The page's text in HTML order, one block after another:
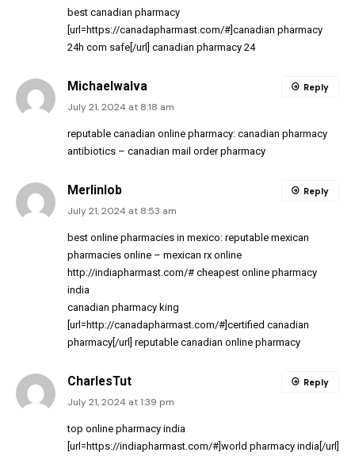
best canadian pharmacy
[url=https://canadapharmast.com/#]canadian pharmacy
24h com safe[/url] canadian pharmacy 24
MichaelwaIva
July 21, 2024 at 8:18 am
reputable canadian online pharmacy: canadian pharmacy
antibiotics – canadian mail order pharmacy
Reply
Merlinlob
July 21, 2024 at 8:53 am
best online pharmacies in mexico: reputable mexican
pharmacies online – mexican rx online
http://indiapharmast.com/# cheapest online pharmacy
india
canadian pharmacy king
[url=http://canadapharmast.com/#]certified canadian
pharmacy[/url] reputable canadian online pharmacy
Reply
CharlesTut
July 21, 2024 at 1:39 pm
top online pharmacy india
[url=https://indiapharmast.com/#]world pharmacy india[/url]
Reply